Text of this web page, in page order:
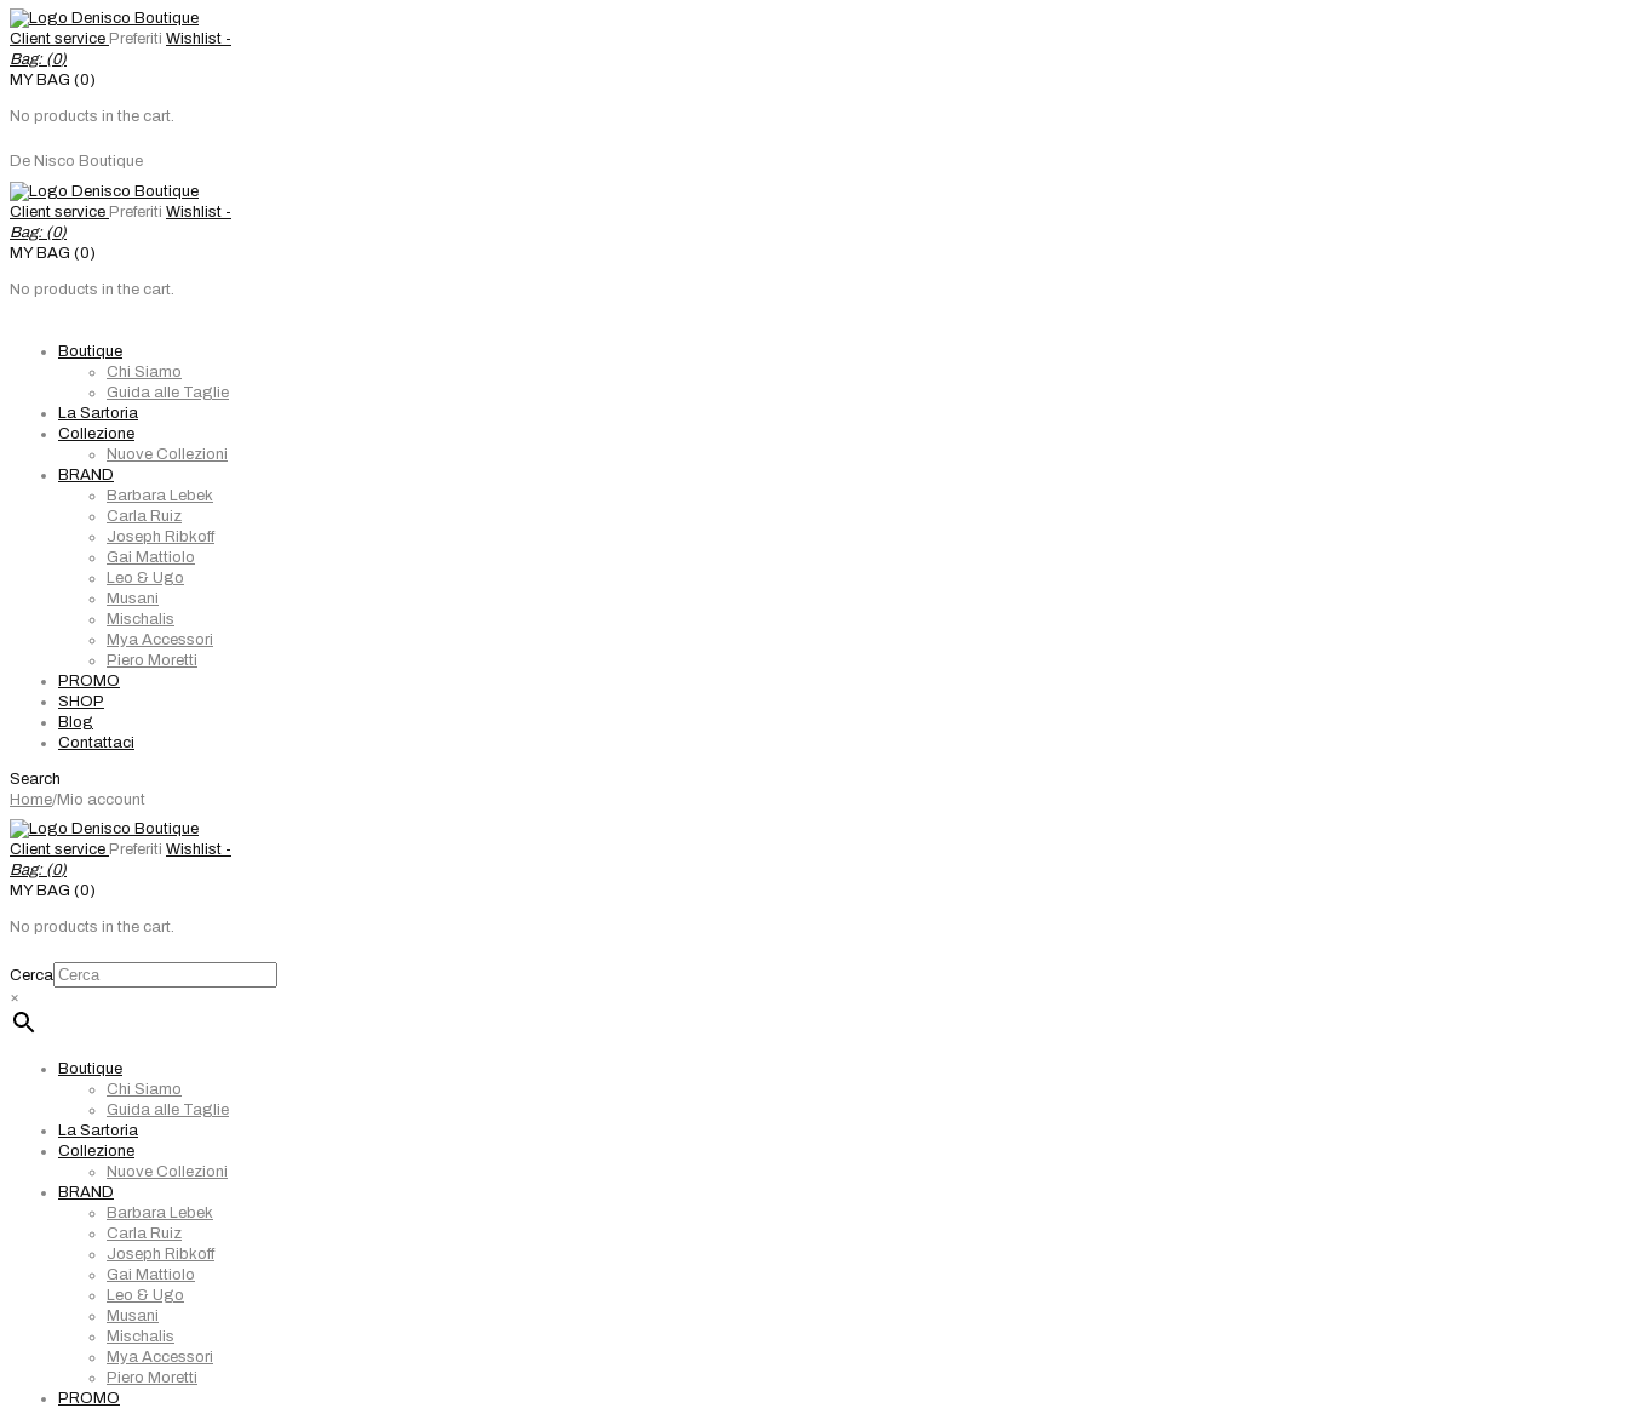
Client service Preferiti Wishlist -
Bag: (0)
MY BAG (0)
No products in the cart.
De Nisco Boutique
Client service Preferiti Wishlist -
Bag: (0)
MY BAG (0)
No products in the cart.
Boutique
Chi Siamo
Guida alle Taglie
La Sartoria
Collezione
Nuove Collezioni
BRAND
Barbara Lebek
Carla Ruiz
Joseph Ribkoff
Gai Mattiolo
Leo & Ugo
Musani
Mischalis
Mya Accessori
Piero Moretti
PROMO
SHOP
Blog
Contattaci
Search
Home/Mio account
Client service Preferiti Wishlist -
Bag: (0)
MY BAG (0)
No products in the cart.
Cerca
×
Boutique
Chi Siamo
Guida alle Taglie
La Sartoria
Collezione
Nuove Collezioni
BRAND
Barbara Lebek
Carla Ruiz
Joseph Ribkoff
Gai Mattiolo
Leo & Ugo
Musani
Mischalis
Mya Accessori
Piero Moretti
PROMO